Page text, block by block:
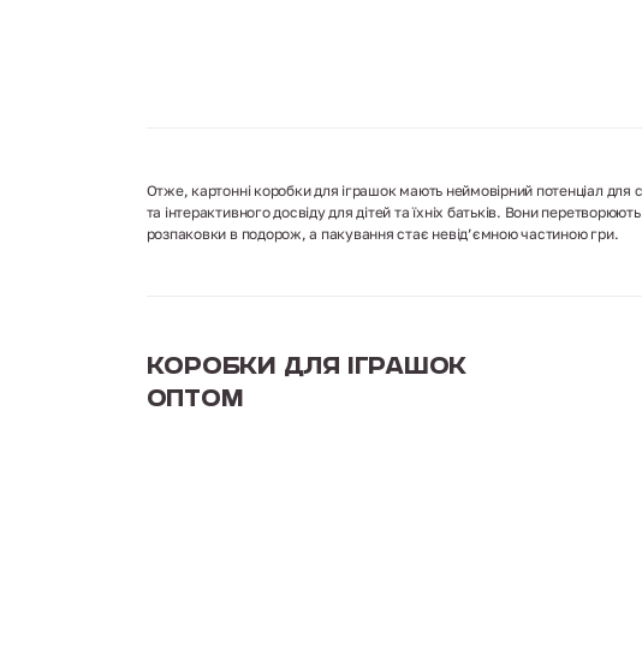
Отже, картонні коробки для іграшок мають неймовірний потенціал для
та інтерактивного досвіду для дітей та їхніх батьків. Вони
розпаковки в подорож, а пакування стає невід’ємною частиною гри.
Коробки для іграшок
оптом